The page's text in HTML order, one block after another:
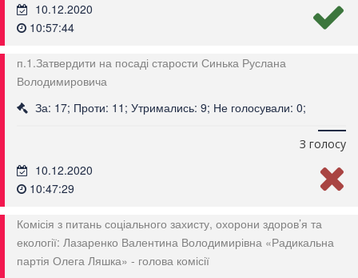
10.12.2020
10:57:44
п.1.Затвердити на посаді старости Синька Руслана
Володимировича
За: 17; Проти: 11; Утримались: 9; Не голосували: 0;
З голосу
10.12.2020
10:47:29
Комісія з питань соціального захисту, охорони здоров’я та
екології: Лазаренко Валентина Володимирівна «Радикальна
партія Олега Ляшка» - голова комісії